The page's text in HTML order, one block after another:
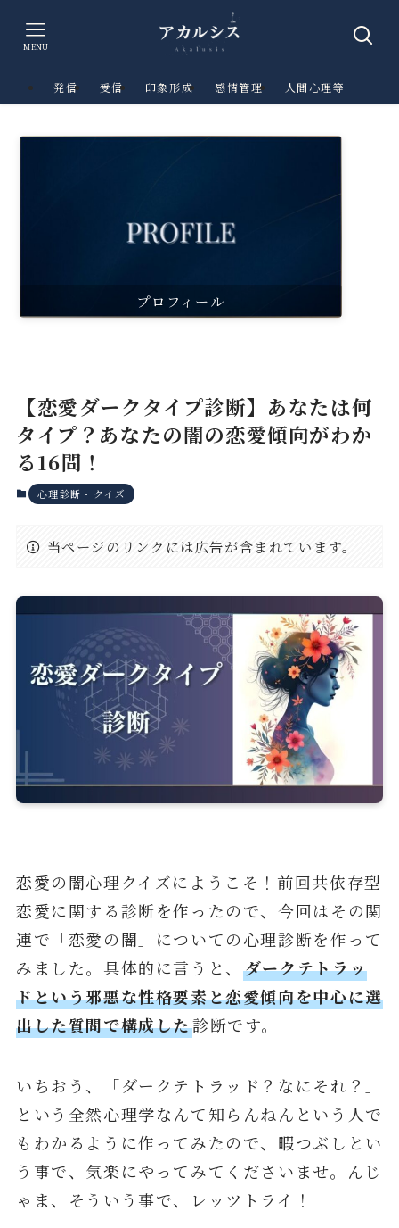
MENU
発信 受信 印象形成 感情管理 人間心理等
プロフィール
【恋愛ダークタイプ診断】あなたは何
タイプ？あなたの闇の恋愛傾向がわか
る16問！
心理診断・クイズ
当ページのリンクには広告が含まれています。
恋愛の闇心理クイズにようこそ！前回共依存型
恋愛に関する診断を作ったので、今回はその関
連で「恋愛の闇」についての心理診断を作って
みました。具体的に言うと、 ダークテトラッ
ドという邪悪な性格要素と恋愛傾向を中心に選
出した質問で構成した診断です。
いちおう、「ダークテトラッド？なにそれ？」
という全然心理学なんて知らんねんという人で
もわかるように作ってみたので、暇つぶしとい
う事で、気楽にやってみてくださいませ。んじ
ゃま、そういう事で、レッツトライ！